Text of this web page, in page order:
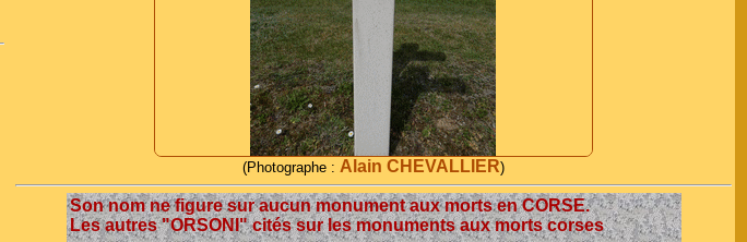
(Photographe : Alain CHEVALLIER)
Son nom ne figure sur aucun monument aux morts en CORSE.
Les autres "ORSONI" cités sur les monuments aux morts corses